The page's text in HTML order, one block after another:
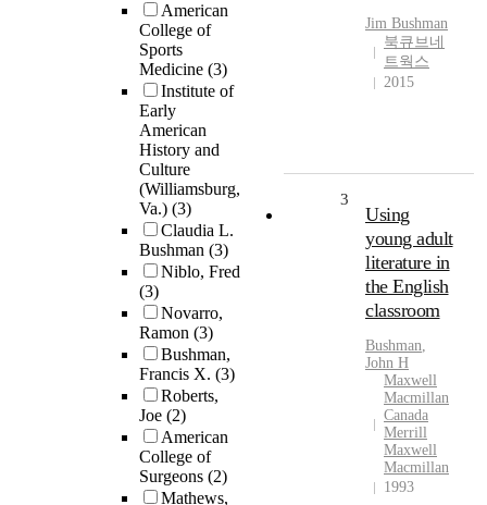
American
College of
Sports
Medicine (3)
Institute of
Early
American
History and
Culture
(Williamsburg,
Va.) (3)
Claudia L.
Bushman (3)
Niblo, Fred
(3)
Novarro,
Ramon (3)
Bushman,
Francis X. (3)
Roberts,
Joe (2)
American
College of
Surgeons (2)
Mathews,
Jim Bushman
북큐브네
트웍스
2015
3
Using
young adult
literature in
the English
classroom
Bushman,
John H
Maxwell
Macmillan
Canada
Merrill
Maxwell
Macmillan
1993